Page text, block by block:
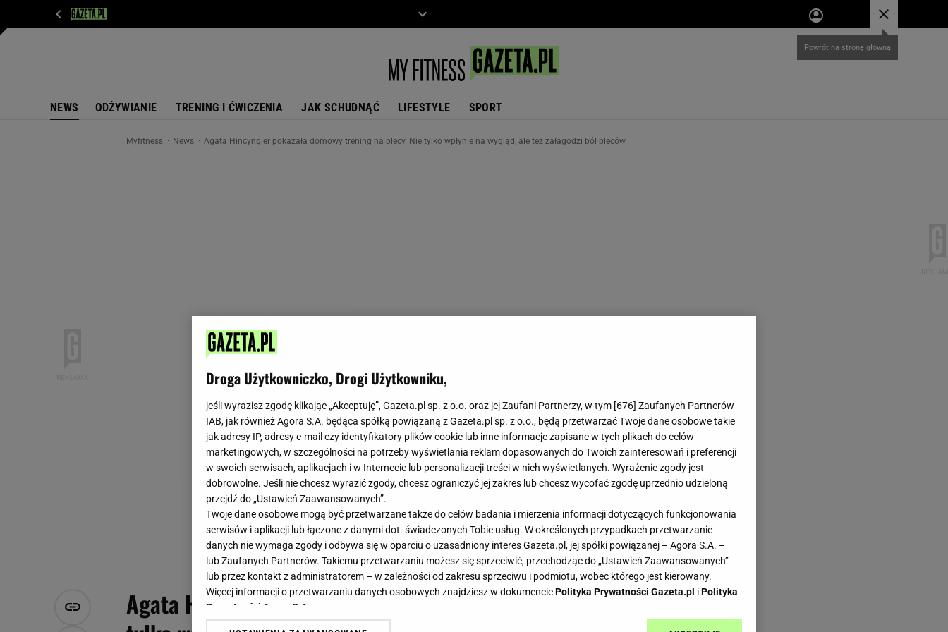
NEWS ODŻYWIANIE TRENING I ĆWICZENIA JAK SCHUDNĄĆ LIFESTYLE SPORT
Myfitness News Agata Hincyngier pokazała domowy trening na plecy. Nie tylko wpłynie na wygląd, ale też załagodzi ból pleców
Agata Hincyngier pokazała domowy trening na plecy. Nie
Droga Użytkowniczko, Drogi Użytkowniku,
jeśli wyrazisz zgodę klikając „Akceptuję”, Gazeta.pl sp. z o.o. oraz jej Zaufani Partnerzy, w tym [676] Zaufanych Partnerów
IAB, jak również Agora S.A. będąca spółką powiązaną z Gazeta.pl sp. z o.o., będą przetwarzać Twoje dane osobowe takie
jak adresy IP, adresy e-mail czy identyfikatory plików cookie lub inne informacje zapisane w tych plikach do celów
marketingowych, w szczególności na potrzeby wyświetlania reklam dopasowanych do Twoich zainteresowań i preferencji
w swoich serwisach, aplikacjach i w Internecie lub personalizacji treści w nich wyświetlanych. Wyrażenie zgody jest
dobrowolne. Jeśli nie chcesz wyrazić zgody, chcesz ograniczyć jej zakres lub chcesz wycofać zgodę uprzednio udzieloną
przejdź do „Ustawień Zaawansowanych”.
Twoje dane osobowe mogą być przetwarzane także do celów badania i mierzenia informacji dotyczących funkcjonowania
serwisów i aplikacji lub łączone z danymi dot. świadczonych Tobie usług. W określonych przypadkach przetwarzanie
danych nie wymaga zgody i odbywa się w oparciu o uzasadniony interes Gazeta.pl, jej spółki powiązanej – Agora S.A. –
lub Zaufanych Partnerów. Takiemu przetwarzaniu możesz się sprzeciwić, przechodząc do „Ustawień Zaawansowanych”
lub przez kontakt z administratorem – w zależności od zakresu sprzeciwu i podmiotu, wobec którego jest kierowany.
Więcej informacji o przetwarzaniu danych osobowych znajdziesz w dokumenciePolityka Prywatności Gazeta.pl iPolityka
Prywatności Agora S.A.